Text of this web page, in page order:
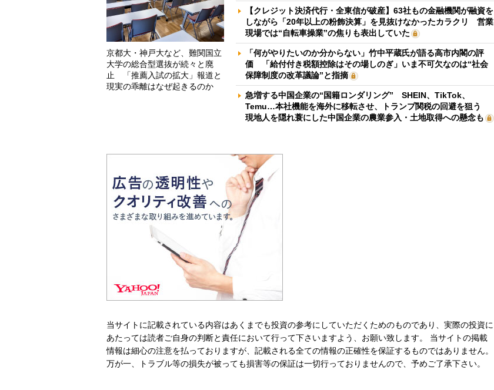
京都大・神戸大など、難関国立
大学の総合型選抜が続々と廃
止 「推薦入試の拡大」報道と
現実の乖離はなぜ起きるのか
【クレジット決済代行・全東信が破産】63社もの金融機関が融資を
しながら「20年以上の粉飾決算」を見抜けなかったカラクリ 営業
現場では“自転車操業”の焦りも表出していた
「何がやりたいのか分からない」竹中平蔵氏が語る高市内閣の評
価 「給付付き税額控除はその場しのぎ」いま不可欠なのは“社会
保障制度の改革議論”と指摘
急増する中国企業の“国籍ロンダリング” SHEIN、TikTok、
Temu…本社機能を海外に移転させ、トランプ関税の回避を狙う
現地人を隠れ蓑にした中国企業の農業参入・土地取得への懸念も
当サイトに記載されている内容はあくまでも投資の参考にしていただくためのものであり、実際の投資に
あたっては読者ご自身の判断と責任において行って下さいますよう、お願い致します。 当サイトの掲載
情報は細心の注意を払っておりますが、記載される全ての情報の正確性を保証するものではありません。
万が一、トラブル等の損失が被っても損害等の保証は一切行っておりませんので、予めご了承下さい。